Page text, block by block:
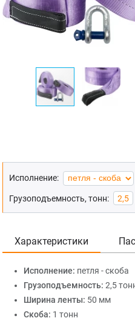
Исполнение:
Грузоподъемность, тонн: 2,5
Характеристики
Исполнение: петля - скоба
Грузоподъемность: 2,5
Ширина ленты: 50 мм
Скоба: 1 тонн